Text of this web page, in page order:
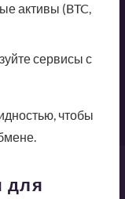
активы (BTC,
сервисы с
чтобы
для